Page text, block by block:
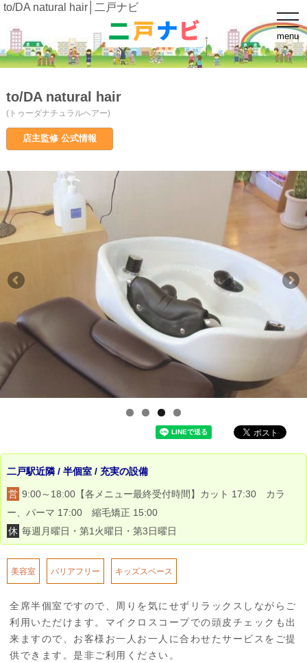
t
o
g
g
l
e
n
menu
to/DA natural hair│二戸ナビ
to/DA natural hair
(トゥーダナチュラルヘアー)
店主監修 公式情報
二戸駅近隣 / 半個室 / 充実の設備
営 9:00～18:00【各メニュー最終受付時間】カット 17:30 カラ
ー、パーマ 17:00 縮毛矯正 15:00
休 毎週月曜日・第1火曜日・第3日曜日
美容室 バリアフリー キッズスペース
全席半個室ですので、周りを気にせずリラックスしながらご
利用いただけます。マイクロスコープでの頭皮チェックも出
来ますので、お客様お一人お一人に合わせたサービスをご提
供できます。是非ご利用ください。